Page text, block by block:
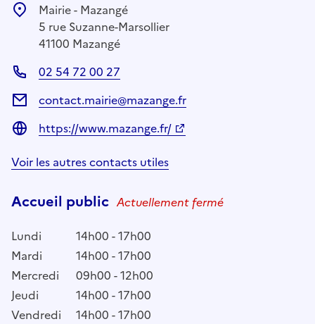
Mairie - Mazangé
5 rue Suzanne-Marsollier
41100 Mazangé
02 54 72 00 27
contact.mairie@mazange.fr
https://www.mazange.fr/
Voir les autres contacts utiles
Accueil public Actuellement fermé
Lundi
14h00 - 17h00
Mardi
14h00 - 17h00
Mercredi
09h00 - 12h00
Jeudi
14h00 - 17h00
Vendredi
14h00 - 17h00